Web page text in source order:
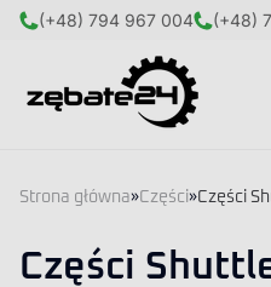
(+48) 794 967 004 (+48)
Strona główna»Części»Części
Części